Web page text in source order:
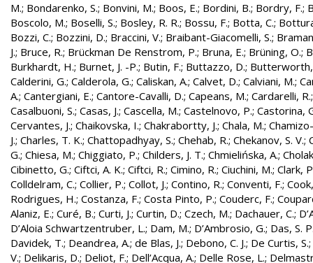
M.; Bondarenko, S.; Bonvini, M.; Boos, E.; Bordini, B.; Bordry, F.;
Boscolo, M.; Boselli, S.; Bosley, R. R.; Bossu, F.; Botta, C.;
Bozzi, C.; Bozzini, D.; Braccini, V.; Braibant-Giacomelli, S.;
J.; Bruce, R.; Brückman De Renstrom, P.; Bruna, E.; Brüning, O.;
Burkhardt, H.; Burnet, J. -P.; Butin, F.; Buttazzo, D.;
Calderini, G.; Calderola, G.; Caliskan, A.; Calvet, D.; Calviani, M.;
A.; Cantergiani, E.; Cantore-Cavalli, D.; Capeans, M.; Cardarelli, R.
Casalbuoni, S.; Casas, J.; Cascella, M.; Castelnovo, P.; Castorina,
Cervantes, J.; Chaikovska, I.; Chakrabortty, J.; Chala, M.;
J.; Charles, T. K.; Chattopadhyay, S.; Chehab, R.; Chekanov, S. V.;
G.; Chiesa, M.; Chiggiato, P.; Childers, J. T.; Chmielińska, A.;
Cibinetto, G.; Ciftci, A. K.; Ciftci, R.; Cimino, R.; Ciuchini, M.; Clark,
Colldelram, C.; Collier, P.; Collot, J.; Contino, R.; Conventi, F.;
Rodrigues, H.; Costanza, F.; Costa Pinto, P.; Couderc, F.;
Alaniz, E.; Curé, B.; Curti, J.; Curtin, D.; Czech, M.; Dachauer, C.;
D’Aloia Schwartzentruber, L.; Dam, M.; D’Ambrosio, G.; Das, S.
Davidek, T.; Deandrea, A.; de Blas, J.; Debono, C. J.; De Curtis, S.;
V.; Delikaris, D.; Deliot, F.; Dell’Acqua, A.; Delle Rose, L.;